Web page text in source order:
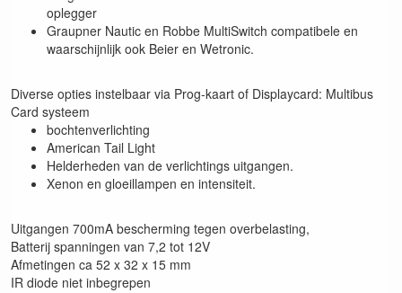
oplegger
Graupner Nautic en Robbe MultiSwitch compatibele en
waarschijnlijk ook Beier en Wetronic.
Diverse opties instelbaar via Prog-kaart of Displaycard: Multibus
Card systeem
bochtenverlichting
American Tail Light
Helderheden van de verlichtings uitgangen.
Xenon en gloeillampen en intensiteit.
Uitgangen 700mA bescherming tegen overbelasting,
Batterij spanningen van 7,2 tot 12V
Afmetingen ca 52 x 32 x 15 mm
IR diode niet inbegrepen